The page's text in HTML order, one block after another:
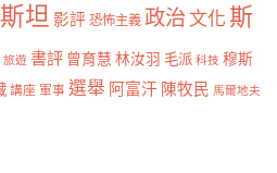
坦 影評 恐怖主義 政治文化斯
旅遊 書評 曾育慧 林汝羽 毛派 科技 穆斯
講座 軍事 選舉 阿富汗 陳牧民 馬爾地夫